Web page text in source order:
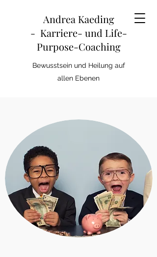
Andrea Kaeding
- Karriere- und Life-
Purpose-Coaching
Bewusstsein und Heilung auf
allen Ebenen